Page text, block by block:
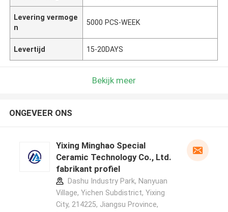
Levering vermoge
n
5000 PCS-WEEK
Levertijd 15-20DAYS
Bekijk meer
ONGEVEER ONS
Yixing Minghao Special
Ceramic Technology Co., Ltd.
fabrikant profiel
Dashu Industry Park, Nanyuan
Village, Yichen Subdistrict, Yixing
City, 214225, Jiangsu Province,